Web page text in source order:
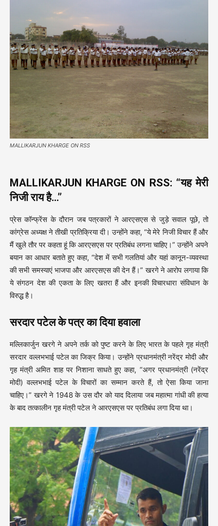
MALLIKARJUN KHARGE ON RSS
MALLIKARJUN KHARGE ON RSS: “यह मेरी
निजी राय है…”
प्रेस कॉन्फ्रेंस के दौरान जब पत्रकारों ने आरएसएस से जुड़े सवाल पूछे, तो
कांग्रेस अध्यक्ष ने तीखी प्रतिक्रिया दी। उन्होंने कहा, “ये मेरे निजी विचार हैं और
मैं खुले तौर पर कहता हूं कि आरएसएस पर प्रतिबंध लगना चाहिए।” उन्होंने अपने
बयान का आधार बताते हुए कहा, “देश में सभी गलतियां और यहां कानून-व्यवस्था
की सभी समस्याएं भाजपा और आरएसएस की देन हैं।” खरगे ने आरोप लगाया कि
ये संगठन देश की एकता के लिए खतरा हैं और इनकी विचारधारा संविधान के
विरुद्ध है।
सरदार पटेल के पत्र का दिया हवाला
मल्लिकार्जुन खरगे ने अपने तर्क को पुष्ट करने के लिए भारत के पहले गृह मंत्री
सरदार वल्लभभाई पटेल का जिक्र किया। उन्होंने प्रधानमंत्री नरेंद्र मोदी और
गृह मंत्री अमित शाह पर निशाना साधते हुए कहा, “अगर प्रधानमंत्री (नरेंद्र
मोदी) वल्लभभाई पटेल के विचारों का सम्मान करते हैं, तो ऐसा किया जाना
चाहिए।” खरगे ने 1948 के उस दौर को याद दिलाया जब महात्मा गांधी की हत्या
के बाद तत्कालीन गृह मंत्री पटेल ने आरएसएस पर प्रतिबंध लगा दिया था।